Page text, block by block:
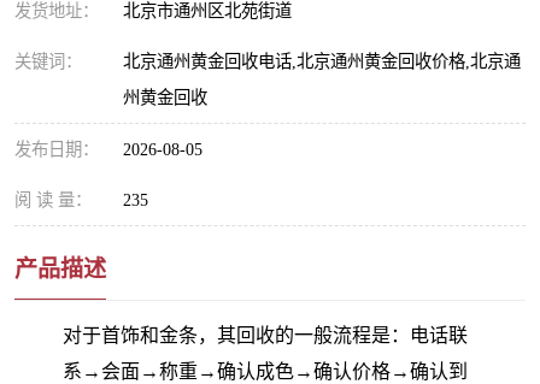
发货地址： 北京市通州区北苑街道
关键词：
北京通州黄金回收电话,北京通州黄金回收价格,北京通
州黄金回收
发布日期： 2026-08-05
阅 读 量： 235
产品描述
对于首饰和金条，其回收的一般流程是：电话联
系→会面→称重→确认成色→确认价格→确认到